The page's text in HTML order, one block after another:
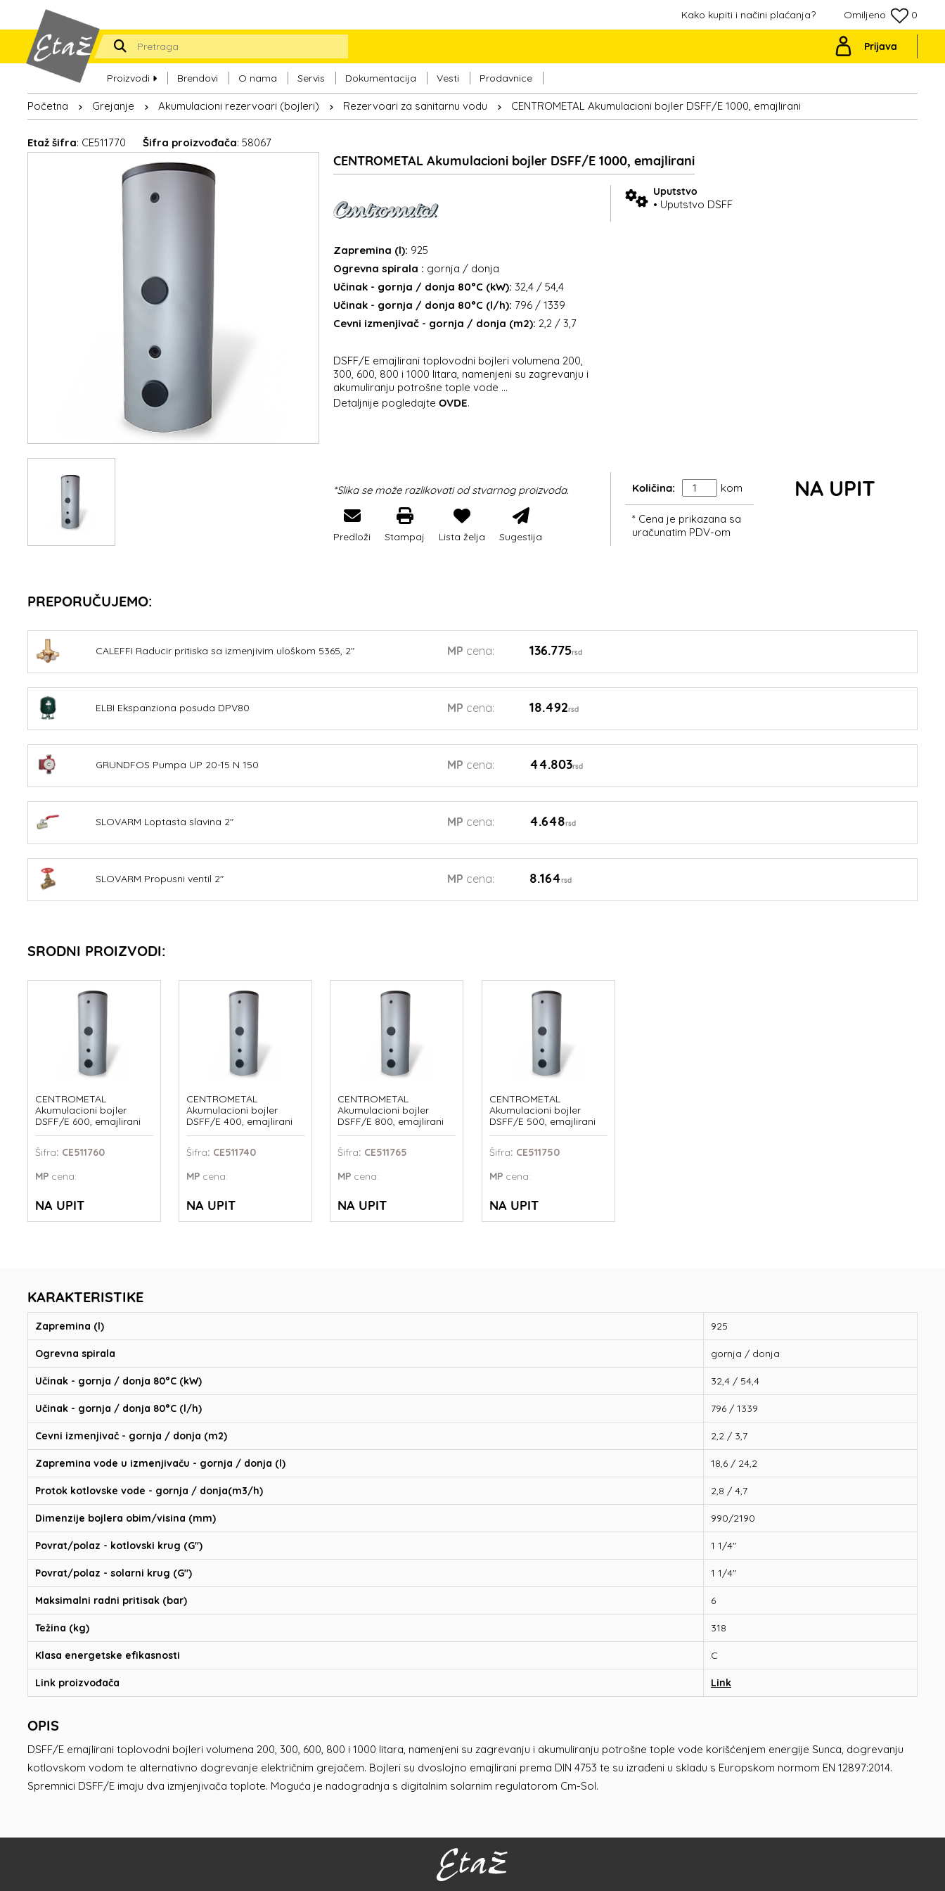
Omiljeno 0
Kako kupiti i načini plaćanja?
Prijava
Proizvodi Brendovi O nama Servis Dokumentacija Vesti Prodavnice
Početna Grejanje Akumulacioni rezervoari (bojleri) Rezervoari za sanitarnu vodu CENTROMETAL Akumulacioni bojler DSFF/E 1000, emajlirani
Etaž šifra: CE511770 Šifra proizvođača: 58067
CENTROMETAL Akumulacioni bojler DSFF/E 1000, emajlirani
Zapremina (l): 925
Ogrevna spirala : gornja / donja
Učinak - gornja / donja 80°C (kW): 32,4 / 54,4
Učinak - gornja / donja 80°C (l/h): 796 / 1339
Cevni izmenjivač - gornja / donja (m2): 2,2 / 3,7
DSFF/E emajlirani toplovodni bojleri volumena 200,
300, 600, 800 i 1000 litara, namenjeni su zagrevanju i
akumuliranju potrošne tople vode ...
Detaljnije pogledajteOVDE.
*Slika se može razlikovati od stvarnog proizvoda.
Predloži Stampaj Lista želja Sugestija
Uputstvo
• Uputstvo DSFF
Količina: kom
* Cena je prikazana sa
uračunatim PDV-om
NA UPIT
PREPORUČUJEMO:
CALEFFI Raducir pritiska sa izmenjivim uloškom 5365, 2" MP cena: 136.775rsd
ELBI Ekspanziona posuda DPV80 MP cena: 18.492rsd
GRUNDFOS Pumpa UP 20-15 N 150 MP cena: 44.803rsd
SLOVARM Loptasta slavina 2" MP cena: 4.648rsd
SLOVARM Propusni ventil 2" MP cena: 8.164rsd
SRODNI PROIZVODI:
CENTROMETAL
Akumulacioni bojler
DSFF/E 600, emajlirani
Šifra: CE511760
MP cena:
NA UPIT
CENTROMETAL
Akumulacioni bojler
DSFF/E 400, emajlirani
Šifra: CE511740
MP cena:
NA UPIT
CENTROMETAL
Akumulacioni bojler
DSFF/E 800, emajlirani
Šifra: CE511765
MP cena:
NA UPIT
CENTROMETAL
Akumulacioni bojler
DSFF/E 500, emajlirani
Šifra: CE511750
MPcena:
NA UPIT
KARAKTERISTIKE
Zapremina (l) 925
Ogrevna spirala gornja / donja
Učinak - gornja / donja 80°C (kW) 32,4 / 54,4
Učinak - gornja / donja 80°C (l/h) 796 / 1339
Cevni izmenjivač - gornja / donja (m2) 2,2 / 3,7
Zapremina vode u izmenjivaču - gornja / donja (l) 18,6 / 24,2
Protok kotlovske vode - gornja / donja(m3/h) 2,8 / 4,7
Dimenzije bojlera obim/visina (mm) 990/2190
Povrat/polaz - kotlovski krug (G") 1 1/4"
Povrat/polaz - solarni krug (G") 1 1/4"
Maksimalni radni pritisak (bar) 6
Težina (kg) 318
Klasa energetske efikasnosti C
Link proizvođača Link
OPIS
DSFF/E emajlirani toplovodni bojleri volumena 200, 300, 600, 800 i 1000 litara, namenjeni su zagrevanju i akumuliranju potrošne tople vode korišćenjem energije Sunca, dogrevanju
kotlovskom vodom te alternativno dogrevanje električnim grejačem. Bojleri su dvoslojno emajlirani prema DIN 4753 te su izrađeni u skladu s Europskom normom EN 12897:2014.
Spremnici DSFF/E imaju dva izmjenjivača toplote. Moguća je nadogradnja s digitalnim solarnim regulatorom Cm-Sol.